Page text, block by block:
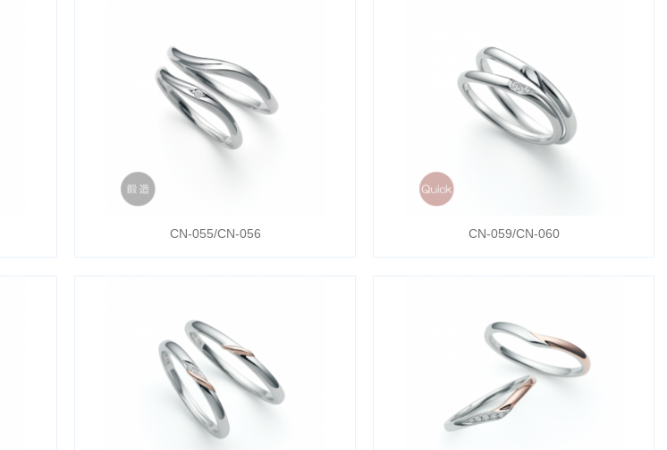
CN-055/CN-056 CN-059/CN-060